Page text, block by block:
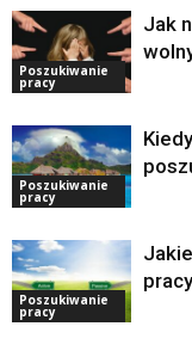
Poszukiwanie
pracy
Jak
Poszukiwanie
pracy
Poszukiwanie
pracy